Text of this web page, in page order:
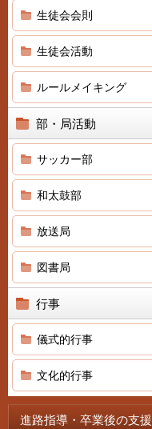
生徒会会則
生徒会活動
ルールメイキング
部・局活動
サッカー部
和太鼓部
放送局
図書局
行事
儀式的行事
文化的行事
進路指導・卒業後の支援